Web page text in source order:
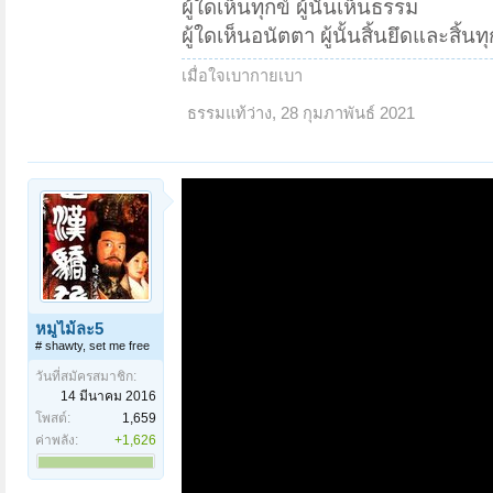
ผู้ใดเห็นทุกข์ ผู้นั้นเห็นธรรม
ผู้ใดเห็นอนัตตา ผู้นั้นสิ้นยึดและสิ้น
เมื่อใจเบากายเบา
ธรรมแท้ว่าง, 28 กุมภาพันธ์ 2021
หมูไม้ละ5
# shawty, set me free
วันที่สมัครสมาชิก:
14 มีนาคม 2016
โพสต์:
1,659
ค่าพลัง:
+1,626